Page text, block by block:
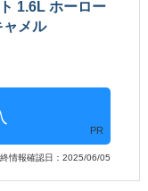
1.6L ホーロー
ャメル
PR
情報確認日：2025/06/05